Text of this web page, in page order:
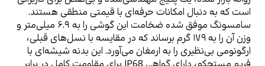
است که به دنبال امکانات حرفه‌ای با قیمتی منطقی هستند.